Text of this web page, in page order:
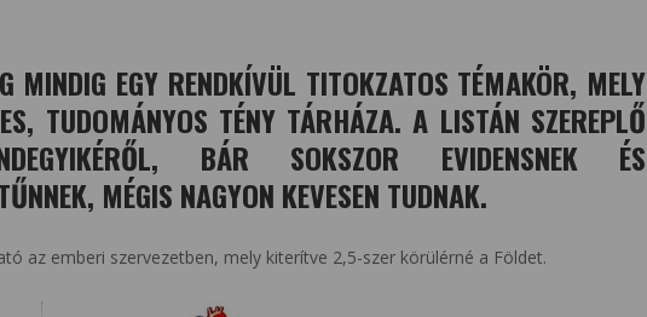
MINDIG EGY RENDKÍVÜL TITOKZATOS TÉMAKÖR, MELY
TUDOMÁNYOS TÉNY TÁRHÁZA. A LISTÁN SZEREPLŐ
BÁR SOKSZOR EVIDENSNEK ÉS
MÉGIS NAGYON KEVESEN TUDNAK.
az emberi szervezetben, mely kiterítve 2,5-szer körülérné a Földet.